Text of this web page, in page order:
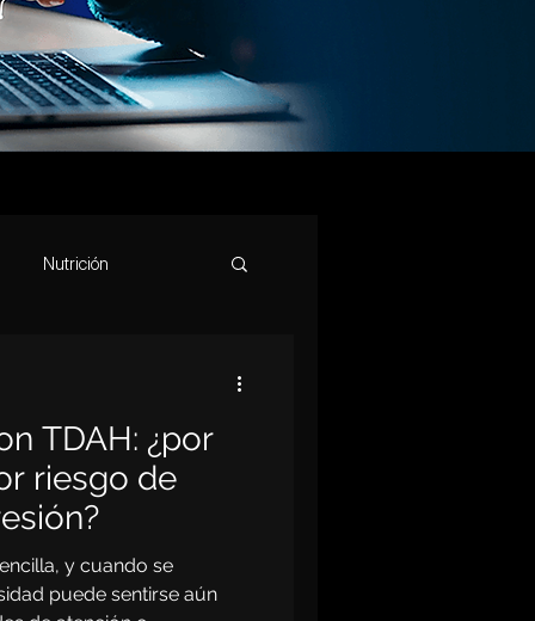
Nutrición
Estrés Memoria
TDAH: ¿por
riesgo de
y cuando se
puede sentirse aún